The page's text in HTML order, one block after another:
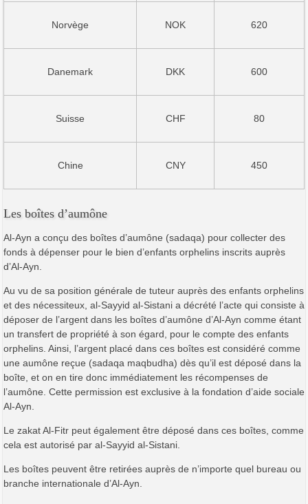
Norvège NOK 620
Danemark DKK 600
Suisse CHF 80
Chine CNY 450
Les boîtes d’aumône
Al-Ayn a conçu des boîtes d’aumône (sadaqa) pour collecter des
fonds à dépenser pour le bien d’enfants orphelins inscrits auprès
d’Al-Ayn.
Au vu de sa position générale de tuteur auprès des enfants orphelins
et des nécessiteux, al-Sayyid al-Sistani a décrété l’acte qui consiste à
déposer de l’argent dans les boîtes d’aumône d’Al-Ayn comme étant
un transfert de propriété à son égard, pour le compte des enfants
orphelins. Ainsi, l’argent placé dans ces boîtes est considéré comme
une aumône reçue (sadaqa maqbudha) dès qu’il est déposé dans la
boîte, et on en tire donc immédiatement les récompenses de
l’aumône. Cette permission est exclusive à la fondation d’aide sociale
Al-Ayn.
Le zakat Al-Fitr peut également être déposé dans ces boîtes, comme
cela est autorisé par al-Sayyid al-Sistani.
Les boîtes peuvent être retirées auprès de n’importe quel bureau ou
branche internationale d’Al-Ayn.